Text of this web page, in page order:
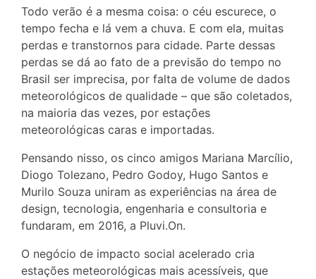
Todo verão é a mesma coisa: o céu escurece, o
tempo fecha e lá vem a chuva. E com ela, muitas
perdas e transtornos para cidade. Parte dessas
perdas se dá ao fato de a previsão do tempo no
Brasil ser imprecisa, por falta de volume de dados
meteorológicos de qualidade – que são coletados,
na maioria das vezes, por estações
meteorológicas caras e importadas.
Pensando nisso, os cinco amigos Mariana Marcílio,
Diogo Tolezano, Pedro Godoy, Hugo Santos e
Murilo Souza uniram as experiências na área de
design, tecnologia, engenharia e consultoria e
fundaram, em 2016, a Pluvi.On.
O negócio de impacto social acelerado cria
estações meteorológicas mais acessíveis, que